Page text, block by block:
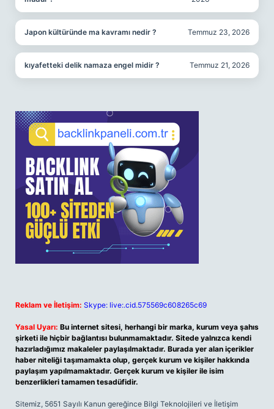
Japon kültüründe ma kavramı nedir ? Temmuz 23, 2026
kıyafetteki delik namaza engel midir ? Temmuz 21, 2026
Reklam ve İletişim: Skype: live:.cid.575569c608265c69
Yasal Uyarı: Bu internet sitesi, herhangi bir marka, kurum veya şahıs
şirketi ile hiçbir bağlantısı bulunmamaktadır. Sitede yalnızca kendi
hazırladığımız makaleler paylaşılmaktadır. Burada yer alan içerikler
haber niteliği taşımamakta olup, gerçek kurum ve kişiler hakkında
paylaşım yapılmamaktadır. Gerçek kurum ve kişiler ile isim
benzerlikleri tamamen tesadüfidir.
Sitemiz, 5651 Sayılı Kanun gereğince Bilgi Teknolojileri ve İletişim